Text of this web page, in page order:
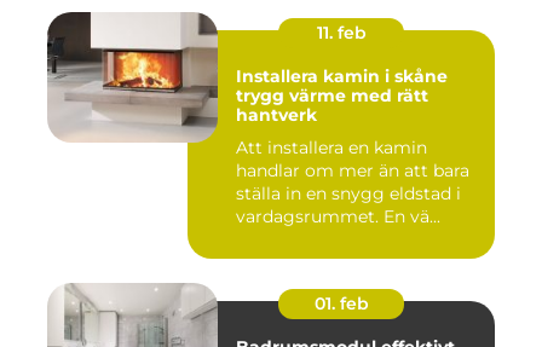
11. feb
Installera kamin i skåne
trygg värme med rätt
hantverk
Att installera en kamin
handlar om mer än att bara
ställa in en snygg eldstad i
vardagsrummet. En vä...
01. feb